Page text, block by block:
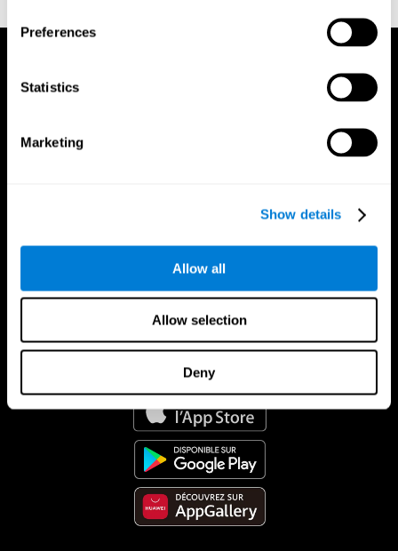
Preferences
Statistics
Marketing
Show details
Allow all
Allow selection
Deny
App CogniFit